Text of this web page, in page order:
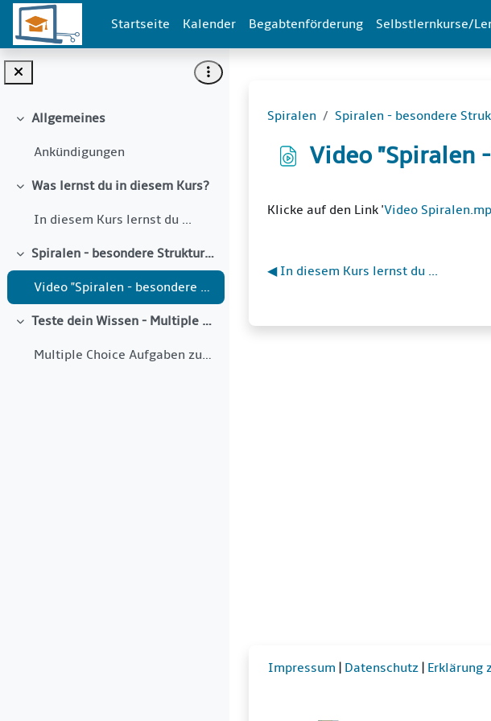
Zum Hauptinhalt
Startseite
Kalender Begabtenförderung Selbstlernkurse/
Einklappen
Allgemeines
Ankündigungen
Einklappen
Was lernst du in diesem Kurs?
In diesem Kurs lernst du ...
Einklappen
Spiralen - besondere Strukturen
Video "Spiralen - besondere Strukturen"
Einklappen
Teste dein Wissen - Multiple Choice Aufgaben zum Spiralenvideo
Multiple Choice Aufgaben zum Spiralenvideo
Spiralen Spiralen - besondere
Video "Spiralen
Klicke auf den Link 'Video
◀︎ In diesem Kurs lernst du ...
Impressum Datenschutz Erklärung